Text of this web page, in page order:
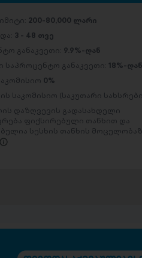
200-80,000 ლარი
3 - 48 თვე
განაკვეთი: 9.9%-დან
საპროცენტო განაკვეთი: 18%-დან
0%
საკომისიო (საკუთარი
დაზღვევის გადასახდელი
ფიქსირებული თანხით და
სესხის თანხის